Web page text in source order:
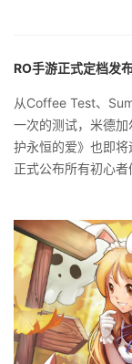
RO手游正式定档发
从Coffee Test、
一次的测试，米德
护永恒的爱》也即
正式公布所有初心者